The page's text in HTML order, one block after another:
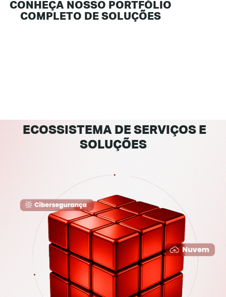
CONHEÇA NOSSO PORTFÓLIO
COMPLETO DE SOLUÇÕES
ECOSSISTEMA DE SERVIÇOS E
SOLUÇÕES